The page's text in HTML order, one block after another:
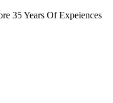
35 Years Of Expeiences